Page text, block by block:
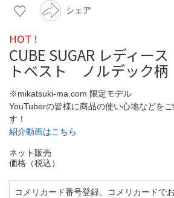
シェア
HOT !
CUBE SUGAR レディー
トベスト ノルデック
※mikatsuki-ma.com 限定モデル
YouTuberの皆様に商品の使い心地などを
す！
紹介動画はこちら
ネット販売
価格（税込）
コメリカード番号登録、コメリカードで